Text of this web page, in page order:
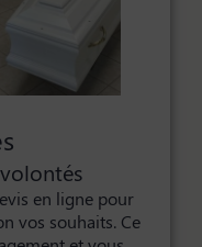
en ligne pour
vos souhaits. Ce